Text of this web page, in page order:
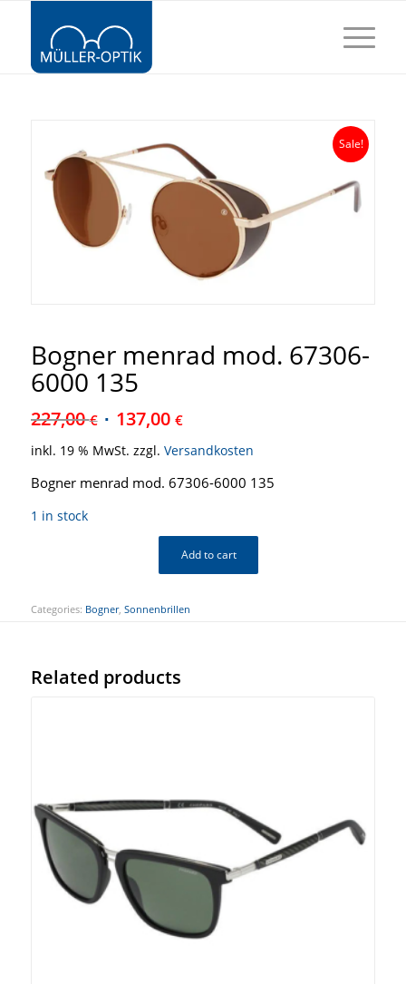
Sale!
Bogner menrad mod. 67306-
6000 135
227,00€ 137,00 €
inkl. 19 % MwSt. zzgl. Versandkosten
Bogner menrad mod. 67306-6000 135
1 in stock
Add to cart
Categories: Bogner, Sonnenbrillen
Related products